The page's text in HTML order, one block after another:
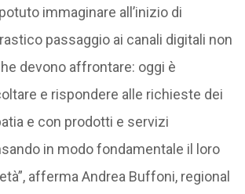
immaginare all’inizio di
passaggio ai canali digitali non
devono affrontare: oggi è
e rispondere alle richieste dei
e con prodotti e servizi
in modo fondamentale il loro
afferma Andrea Buffoni, regional